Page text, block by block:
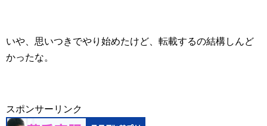
いや、思いつきでやり始めたけど、転載するの結構しんど
かったな。
スポンサーリンク